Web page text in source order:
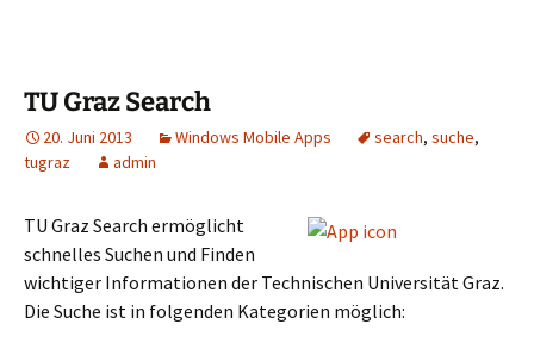
TU Graz Search
20. Juni 2013 Windows Mobile Apps search, suche,
tugraz
admin
TU Graz Search ermöglicht
schnelles Suchen und Finden
wichtiger Informationen der Technischen Universität Graz.
Die Suche ist in folgenden Kategorien möglich: